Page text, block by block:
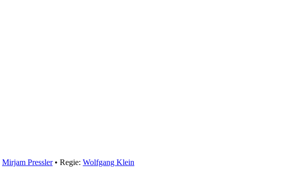
Mirjam Pressler• Regie: Wolfgang Klein